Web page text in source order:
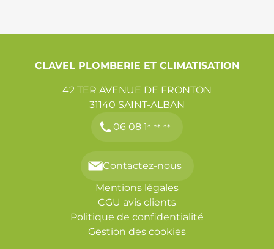
CLAVEL PLOMBERIE ET CLIMATISATION
42 TER AVENUE DE FRONTON
31140 SAINT-ALBAN
06 08 1* ** **
Contactez-nous
Mentions légales
CGU avis clients
Politique de confidentialité
Gestion des cookies